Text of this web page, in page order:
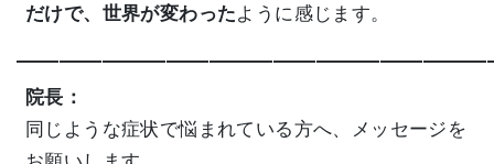
だけで、世界が変わったように感じます。
院長：
同じような症状で悩まれている方へ、メッセージを